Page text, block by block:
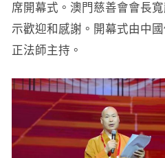
席開幕式。澳門慈善會會長
示歡迎和感謝。開幕式由中
正法師主持。